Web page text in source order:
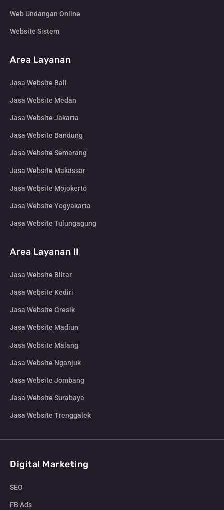
Web Undangan Online
Website Sistem
Area Layanan
Jasa Website Bali
Jasa Website Medan
Jasa Website Jakarta
Jasa Website Bandung
Jasa Website Semarang
Jasa Website Makassar
Jasa Website Mojokerto
Jasa Website Yogyakarta
Jasa Website Tulungagung
Area Layanan II
Jasa Website Blitar
Jasa Website Kediri
Jasa Website Gresik
Jasa Website Madiun
Jasa Website Malang
Jasa Website Nganjuk
Jasa Website Jombang
Jasa Website Surabaya
Jasa Website Trenggalek
Digital Marketing
SEO
FB Ads